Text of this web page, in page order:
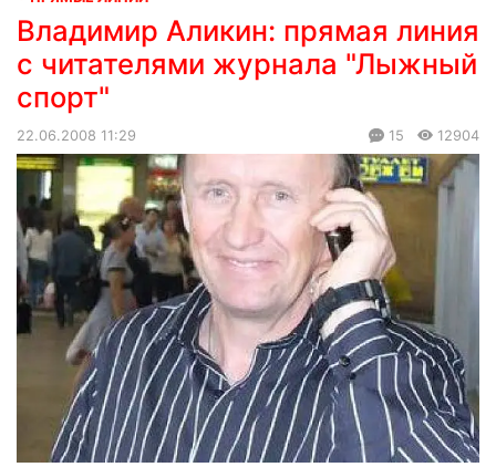
Владимир Аликин: прямая линия
с читателями журнала "Лыжный
спорт"
22.06.2008 11:29 15 12904